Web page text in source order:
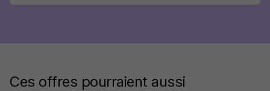
Ces offres pourraient aussi